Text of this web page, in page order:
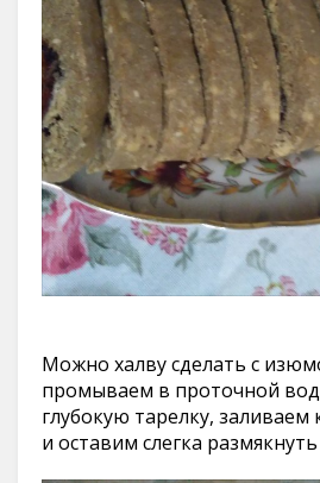
Можно халву сделать с
промываем в проточной
глубокую тарелку,
и оставим слегка